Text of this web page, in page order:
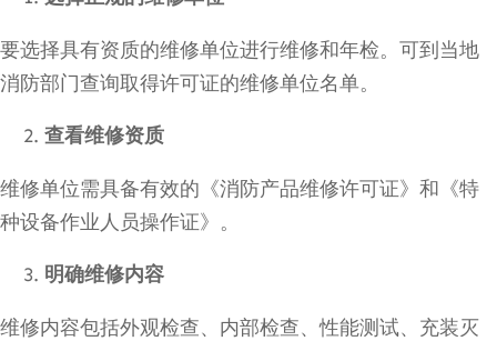
要选择具有资质的维修单位进行维修和年检。可到当地
消防部门查询取得许可证的维修单位名单。
查看维修资质
维修单位需具备有效的《消防产品维修许可证》和《特
种设备作业人员操作证》。
明确维修内容
维修内容包括外观检查、内部检查、性能测试、充装灭